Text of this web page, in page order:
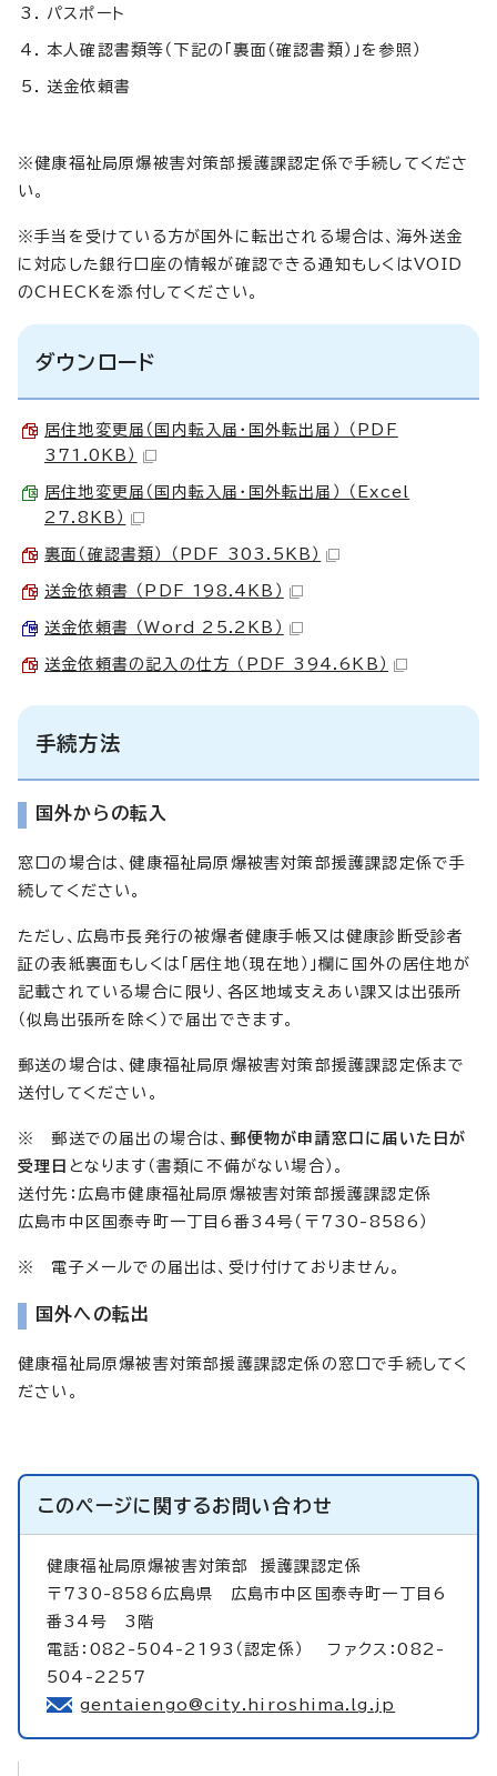
パスポート
本人確認書類等（下記の「裏面（確認書類）」を参照）
送金依頼書
※健康福祉局原爆被害対策部援護課認定係で手続してくださ
い。
※手当を受けている方が国外に転出される場合は、海外送金
に対応した銀行口座の情報が確認できる通知もしくはVOID
のCHECKを添付してください。
ダウンロード
居住地変更届（国内転入届・国外転出届） （PDF
371.0KB）
居住地変更届（国内転入届・国外転出届） （Excel
27.8KB）
裏面（確認書類） （PDF 303.5KB）
送金依頼書 （PDF 198.4KB）
送金依頼書 （Word 25.2KB）
送金依頼書の記入の仕方 （PDF 394.6KB）
手続方法
国外からの転入
窓口の場合は、健康福祉局原爆被害対策部援護課認定係で手
続してください。
ただし、広島市長発行の被爆者健康手帳又は健康診断受診者
証の表紙裏面もしくは「居住地（現在地）」欄に国外の居住地が
記載されている場合に限り、各区地域支えあい課又は出張所
（似島出張所を除く）で届出できます。
郵送の場合は、健康福祉局原爆被害対策部援護課認定係まで
送付してください。
※ 郵送での届出の場合は、 郵便物が申請窓口に届いた日が
受理日 となります（書類に不備がない場合）。
送付先：広島市健康福祉局原爆被害対策部援護課認定係
広島市中区国泰寺町一丁目6番34号（〒730-8586）
※ 電子メールでの届出は、受け付けておりません。
国外への転出
健康福祉局原爆被害対策部援護課認定係の窓口で手続してく
ださい。
このページに関するお問い合わせ
健康福祉局原爆被害対策部 援護課認定係
〒730-8586広島県 広島市中区国泰寺町一丁目6
番34号 3階
電話：082-504-2193（認定係） ファクス：082-
504-2257
gentaiengo@city.hiroshima.lg.jp